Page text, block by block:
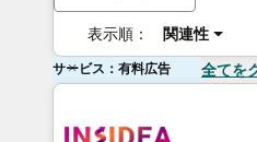
表示順： 関連性
サービス：有料広告 全てを